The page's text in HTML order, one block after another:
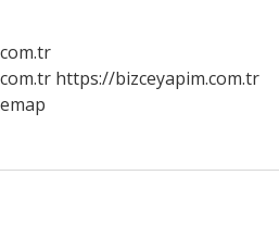
https://bizceyapim.com.tr